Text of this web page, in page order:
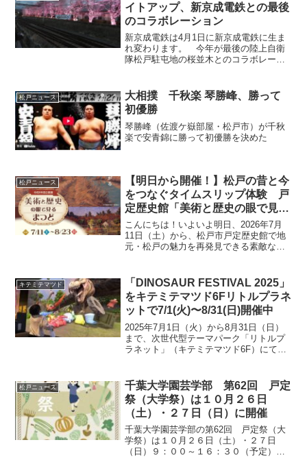
イトアップ、新京成電鉄との最後
のコラボレーション
新京成電鉄は4月1日に新京成電鉄に生ま
れ変わります。 今年が最後の陸上自衛
隊松戸駐屯地の桜並木とのコラボレーシ
松戸ニュース
大相撲 千秋楽 琴勝峰、勝って
初優勝
琴勝峰（佐渡ケ嶽部屋・松戸市）が千秋
楽で安青錦に勝って初優勝を決めた
松戸ニュース
【明日から開催！】松戸の昔と今
をつなぐタイムスリップ体験 戸
定歴史館「美術と歴史の眼で見る
まつど」展へ行こう♪
こんにちは！いよいよ明日、2026年7月
11日（土）から、松戸市戸定歴史館で地
元・松戸の魅力を再発見できる素敵な展
美術と歴史の眼で見るまつど」が開催さ
れます。暑い夏の...
キテミテマツド
「DINOSAUR FESTIVAL 2025」
をキテミテマツド6Fリトルプラネ
ットで7/1(火)〜8/31(日)開催中
2025年7月1日（火）から8月31日（日）
まで、次世代型テーマパーク「リトルプ
ラネット」（キテミテマツド6F）にて、
2025）」が開催されます。→リトルプ...
松戸ニュース
千葉大学園芸学部 第62回 戸定
祭（大学祭）は１０月２６日
（土）・２７日（日）に開催
千葉大学園芸学部の第62回 戸定祭（大
学祭）は１０月２６日（土）・２７日
（日）９：００～１６：３０（予定）に